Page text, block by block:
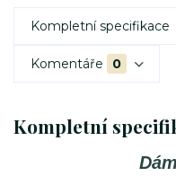
Kompletní specifikace
Komentáře 0
Kompletní